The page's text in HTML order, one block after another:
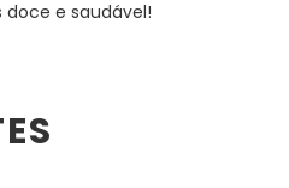
e saudável!